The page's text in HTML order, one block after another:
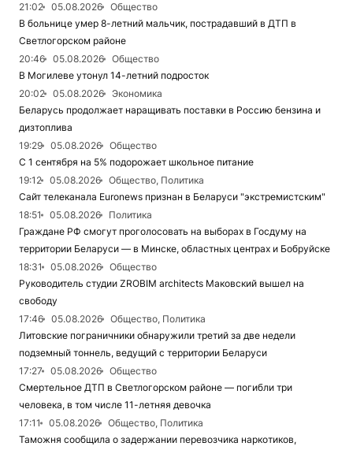
21:02
05.08.2026
Общество
В больнице умер 8-летний мальчик, пострадавший в ДТП в
Светлогорском районе
20:46
05.08.2026
Общество
В Могилеве утонул 14-летний подросток
20:02
05.08.2026
Экономика
Беларусь продолжает наращивать поставки в Россию бензина и
дизтоплива
19:29
05.08.2026
Общество
С 1 сентября на 5% подорожает школьное питание
19:12
05.08.2026
Общество, Политика
Сайт телеканала Euronews признан в Беларуси "экстремистским"
18:51
05.08.2026
Политика
Граждане РФ смогут проголосовать на выборах в Госдуму на
территории Беларуси — в Минске, областных центрах и Бобруйске
18:31
05.08.2026
Общество
Руководитель студии ZROBIM architects Маковский вышел на
свободу
17:46
05.08.2026
Общество, Политика
Литовские пограничники обнаружили третий за две недели
подземный тоннель, ведущий с территории Беларуси
17:27
05.08.2026
Общество
Смертельное ДТП в Светлогорском районе — погибли три
человека, в том числе 11-летняя девочка
17:11
05.08.2026
Общество, Политика
Таможня сообщила о задержании перевозчика наркотиков,